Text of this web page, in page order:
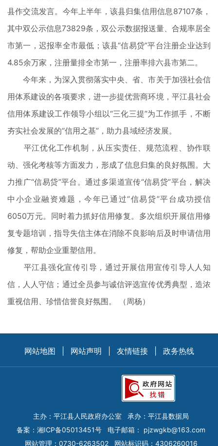
县作交流发言。今年上半年，该县归集信用信息87107条，
其中双公示信息73829条，双公示数据报送量、合规率居全
市第一，迟报率全市最低；该县“信易贷”平台注册企业达到
4.85余万家，注册量排全市第一，注册率排六县市第二。
今年来，为深入贯彻落实中央、省、市关于加强社会信
用体系建设的各项要求，进一步提优营商环境，平江县社会
信用体系建设工作领导小组以“三化三提”为工作抓手，不断
夯实社会发展的“信用之基”，助力县域经济发展。
平江优化工作机制，从压实责任、规范流程、协作联
动、强化考核等方面发力，形成了信息归集的良好氛围。大
力推广“信易贷”平台。通过多渠道宣传“信易贷”平台，解决
中小企业融资难题，今年已通过“信易贷”平台成功授信
6050万元。同时着力抓好信用修复。多次组织开展信用修
复专题培训，指导失信主体在消除不良影响后及时申请信用
修复，帮助企业重塑信用。
平江县强化宣传引导，通过开展信用宣传引导人人知
信，人人守信；通过全员参与诚信评选宣传优秀典型，造浓
重视信用、珍惜信誉良好氛围。 （周杨）
网站地图 网站声明 友情链接 政务热线
主办：平江县人民政府办公室
承办：平江县数据局
备案： 湘ICP备05013451号 电子邮箱： pjzwgkb@163.com
网站管理：0730-6263502
网站标识码：4306260016